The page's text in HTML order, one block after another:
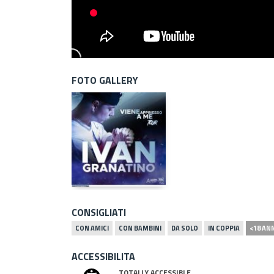
FOTO GALLERY
CONSIGLIATI
CON AMICI CON BAMBINI DA SOLO IN COPPIA <18
ACCESSIBILITA